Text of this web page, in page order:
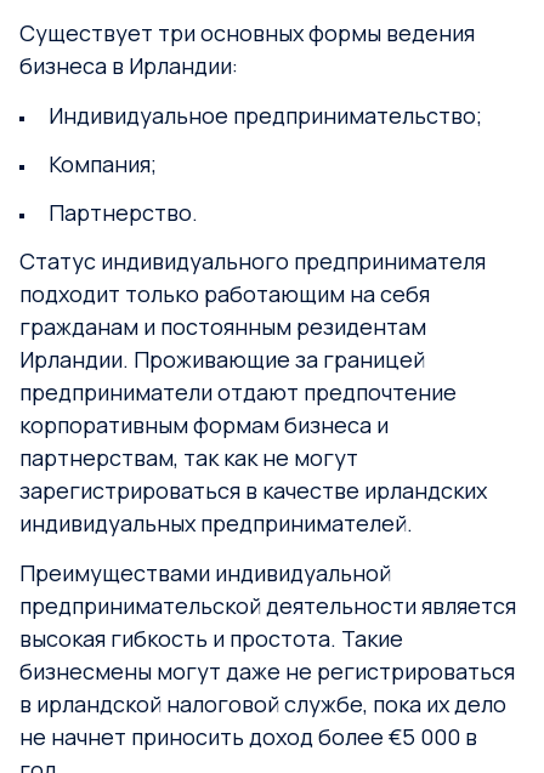
Существует три основных формы ведения
бизнеса в Ирландии:
Индивидуальное предпринимательство;
Компания;
Партнерство.
Статус индивидуального предпринимателя
подходит только работающим на себя
гражданам и постоянным резидентам
Ирландии. Проживающие за границей
предприниматели отдают предпочтение
корпоративным формам бизнеса и
партнерствам, так как не могут
зарегистрироваться в качестве ирландских
индивидуальных предпринимателей.
Преимуществами индивидуальной
предпринимательской деятельности является
высокая гибкость и простота. Такие
бизнесмены могут даже не регистрироваться
в ирландской налоговой службе, пока их дело
не начнет приносить доход более €5 000 в